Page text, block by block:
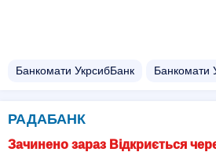
Банкомати УкрсибБанк Банкомати
РАДАБАНК
Зачинено зараз Відкриється